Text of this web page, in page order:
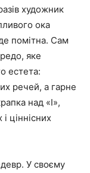
художник
ока
помітна. Сам
яке
естета:
речей, а гарне
над «І»,
ціннісних
У своєму